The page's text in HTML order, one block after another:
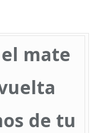
mate
de tu